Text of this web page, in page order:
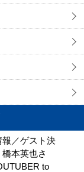
報／ゲスト決
本英也さ
to